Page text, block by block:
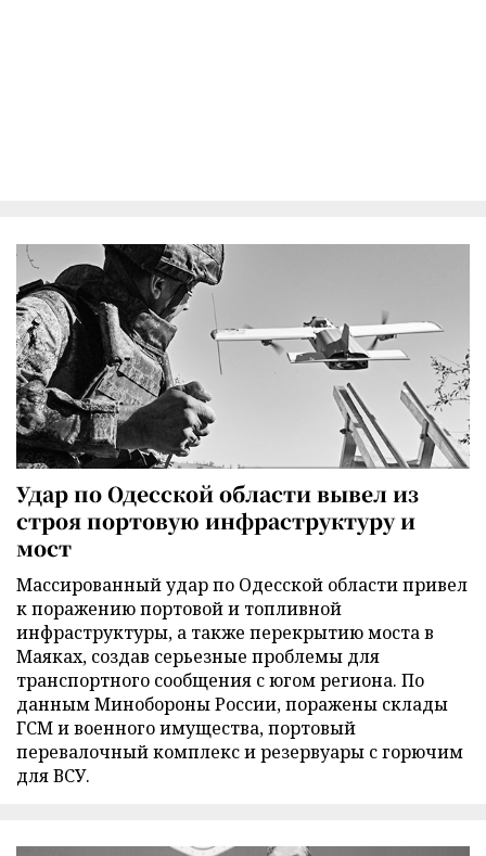
Удар по Одесской области вывел из
строя портовую инфраструктуру и
мост
Массированный удар по Одесской области привел
к поражению портовой и топливной
инфраструктуры, а также перекрытию моста в
Маяках, создав серьезные проблемы для
транспортного сообщения с югом региона. По
данным Минобороны России, поражены склады
ГСМ и военного имущества, портовый
перевалочный комплекс и резервуары с горючим
для ВСУ.